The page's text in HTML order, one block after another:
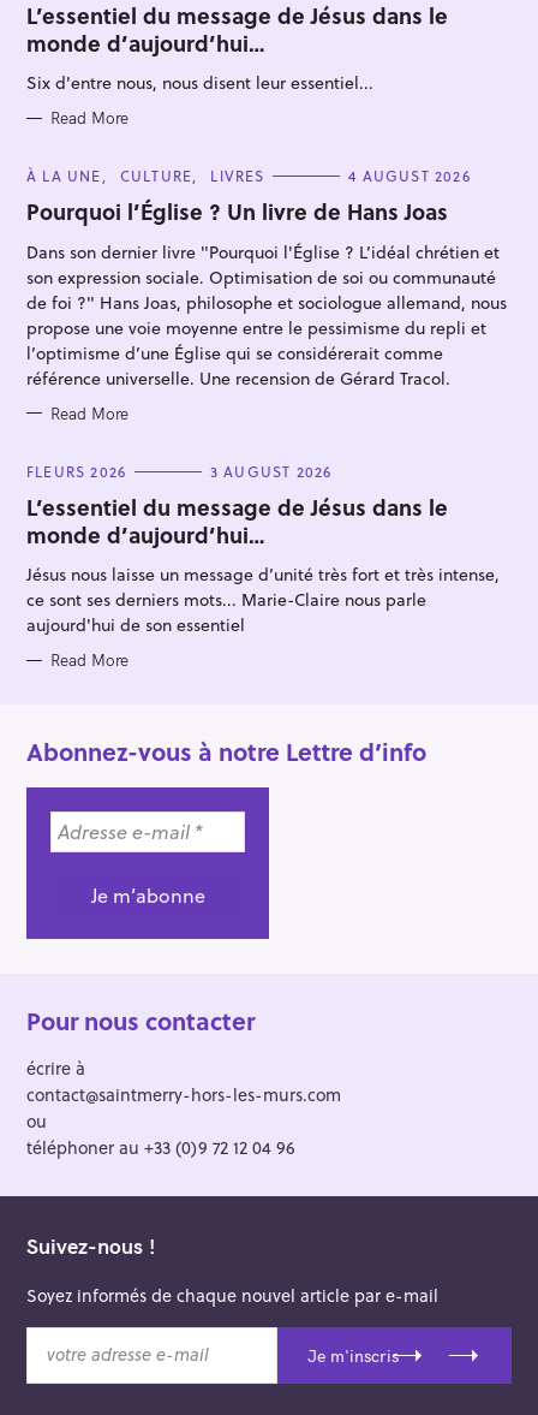
T
E
G
O
R
I
S
L’essentiel du message de Jésus dans le
monde d’aujourd’hui…
Six d'entre nous, nous disent leur essentiel...
Read More
C
T
E
O
I
E
S
À LA UNE CULTURE LIVRES 4 AUGUST 2026
Pourquoi l’Église ? Un livre de Hans Joas
Dans son dernier livre "Pourquoi l'Église ? L’idéal chrétien et
son expression sociale. Optimisation de soi ou communauté
de foi ?" Hans Joas, philosophe et sociologue allemand, nous
propose une voie moyenne entre le pessimisme du repli et
l’optimisme d’une Église qui se considérerait comme
référence universelle. Une recension de Gérard Tracol.
Read More
C
T
E
G
O
R
I
E
S
FLEURS 2026 3 AUGUST 2026
L’essentiel du message de Jésus dans le
monde d’aujourd’hui…
Jésus nous laisse un message d’unité très fort et très intense,
ce sont ses derniers mots... Marie-Claire nous parle
aujourd'hui de son essentiel
Read More
Abonnez-vous à notre Lettre d’info
Pour nous contacter
écrire à
contact@saintmerry-hors-les-murs.com
ou
téléphoner au +33 (0)9 72 12 04 96
Suivez-nous !
Soyez informés de chaque nouvel article par e-mail
t
Je m'inscris